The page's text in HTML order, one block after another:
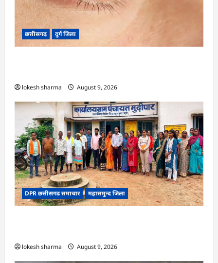
छत्तीसगढ़ दुर्ग जिला
lokesh sharma August 9, 2026
DPR छत्तीसगढ समाचार महासमुन्द जिला
lokesh sharma August 9, 2026